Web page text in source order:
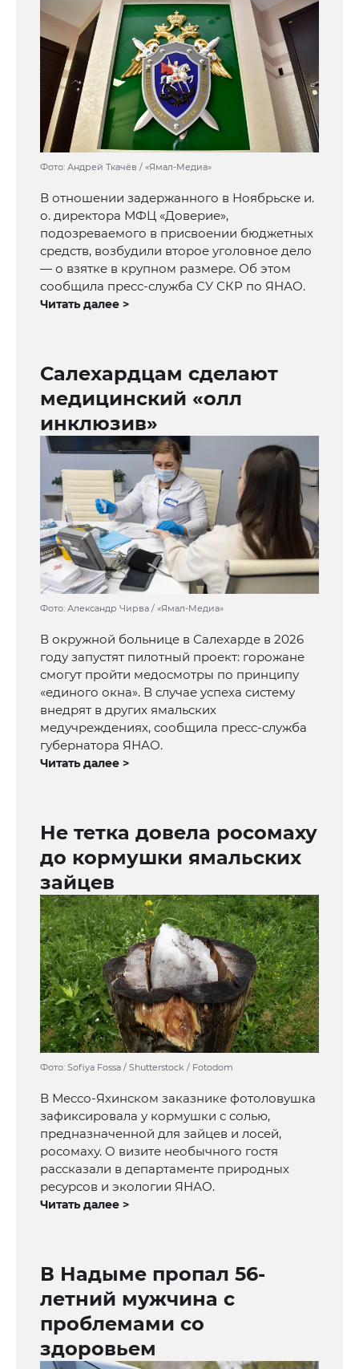
Фото: Андрей Ткачёв / «Ямал-Медиа»
В отношении задержанного в Ноябрьске и.
о. директора МФЦ «Доверие»,
подозреваемого в присвоении бюджетных
средств, возбудили второе уголовное дело
— о взятке в крупном размере. Об этом
сообщила пресс-служба СУ СКР по ЯНАО.
Читать далее >
Салехардцам сделают
медицинский «олл
инклюзив»
Фото: Александр Чирва / «Ямал-Медиа»
В окружной больнице в Салехарде в 2026
году запустят пилотный проект: горожане
смогут пройти медосмотры по принципу
«единого окна». В случае успеха систему
внедрят в других ямальских
медучреждениях, сообщила пресс-служба
губернатора ЯНАО.
Читать далее >
Не тетка довела росомаху
до кормушки ямальских
зайцев
Фото: Sofiya Fossa / Shutterstock / Fotodom
В Мессо-Яхинском заказнике фотоловушка
зафиксировала у кормушки с солью,
предназначенной для зайцев и лосей,
росомаху. О визите необычного гостя
рассказали в департаменте природных
ресурсов и экологии ЯНАО.
Читать далее >
В Надыме пропал 56-
летний мужчина с
проблемами со
здоровьем